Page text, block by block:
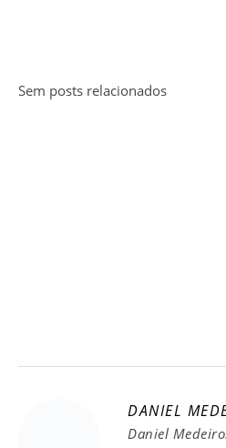
Sem posts relacionados
DANIEL
Daniel